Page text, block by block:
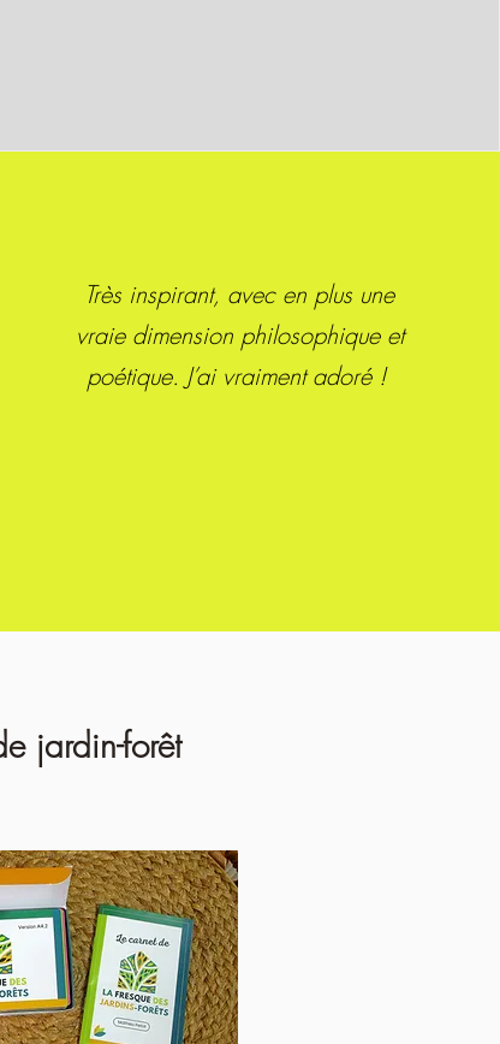
Très inspirant, avec en plus une
vraie dimension philosophique et
poétique. J’ai vraiment adoré !
jardin-forêt